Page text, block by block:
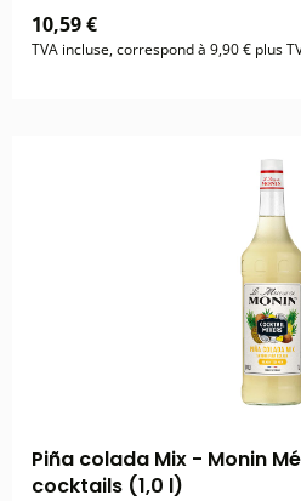
10,59 €
TVA incluse, correspond à 9,90 € plus
Piña colada Mix - Monin
cocktails (1,0 l)